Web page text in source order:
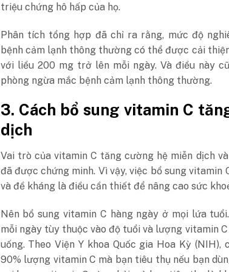
triệu chứng hô hấp của họ.
Phân tích tổng hợp đã chỉ ra rằng, mức độ
bệnh cảm lạnh thông thường có thể được cải
với liều 200 mg trở lên mỗi ngày. Và điều này
phòng ngừa mắc bệnh cảm lạnh thông thường.
3. Cách bổ sung vitamin C
dịch
Vai trò của vitamin C tăng cường hệ miễn dịch
đã được chứng minh. Vì vậy, việc bổ sung vitamin
và đề kháng là điều cần thiết để nâng cao sức
Nên bổ sung vitamin C hàng ngày ở mọi lứa
mỗi ngày tùy thuộc vào độ tuổi và lượng vitamin
uống. Theo Viện Y khoa Quốc gia Hoa Kỳ
90% lượng vitamin C mà bạn tiêu thụ nếu bạn